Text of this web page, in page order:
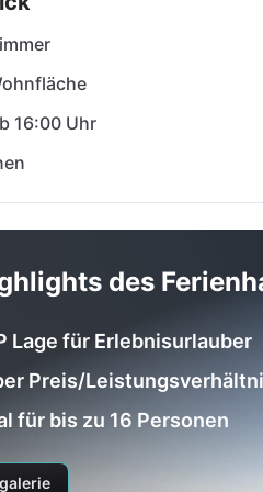
Privatsphäre, Komfort und
der hervorragenden
internationale Flughafen sind
16:00 Uhr
des
Lage für Erlebnisurlauber
Preis/
für bis zu 16 Personen